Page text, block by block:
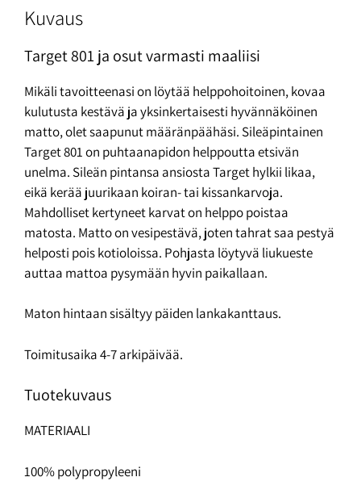
Kuvaus
Target 801 ja osut varmasti maaliisi
Mikäli tavoitteenasi on löytää helppohoitoinen, kovaa
kulutusta kestävä ja yksinkertaisesti hyvännäköinen
matto, olet saapunut määränpäähäsi. Sileäpintainen
Target 801 on puhtaanapidon helppoutta etsivän
unelma. Sileän pintansa ansiosta Target hylkii likaa,
eikä kerää juurikaan koiran- tai kissankarvoja.
Mahdolliset kertyneet karvat on helppo poistaa
matosta. Matto on vesipestävä, joten tahrat saa pestyä
helposti pois kotioloissa. Pohjasta löytyvä liukueste
auttaa mattoa pysymään hyvin paikallaan.
Maton hintaan sisältyy päiden lankakanttaus.
Toimitusaika 4-7 arkipäivää.
Tuotekuvaus
MATERIAALI
100% polypropyleeni